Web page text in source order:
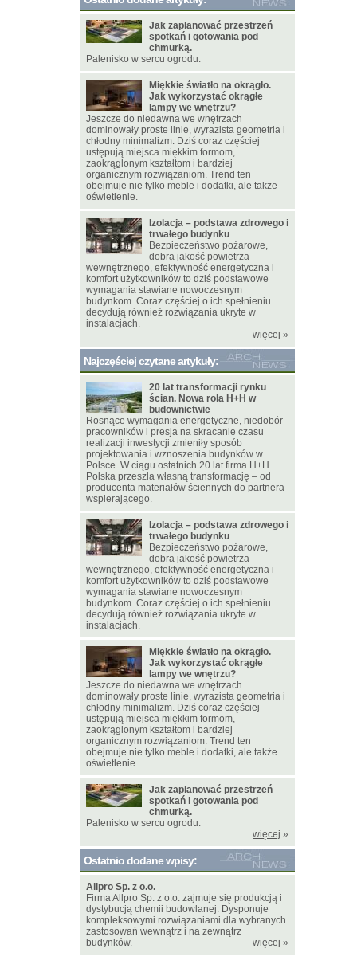
Jak zaplanować przestrzeń
spotkań i gotowania pod
chmurką.
Palenisko w sercu ogrodu.
Miękkie światło na okrągło.
Jak wykorzystać okrągłe
lampy we wnętrzu?
Jeszcze do niedawna we wnętrzach
dominowały proste linie, wyrazista geometria i
chłodny minimalizm. Dziś coraz częściej
ustępują miejsca miękkim formom,
zaokrąglonym kształtom i bardziej
organicznym rozwiązaniom. Trend ten
obejmuje nie tylko meble i dodatki, ale także
oświetlenie.
Izolacja – podstawa zdrowego i
trwałego budynku
Bezpieczeństwo pożarowe,
dobra jakość powietrza
wewnętrznego, efektywność energetyczna i
komfort użytkowników to dziś podstawowe
wymagania stawiane nowoczesnym
budynkom. Coraz częściej o ich spełnieniu
decydują również rozwiązania ukryte w
instalacjach.
więcej »
Najczęściej czytane artykuły:
20 lat transformacji rynku
ścian. Nowa rola H+H w
budownictwie
Rosnące wymagania energetyczne, niedobór
pracowników i presja na skracanie czasu
realizacji inwestycji zmieniły sposób
projektowania i wznoszenia budynków w
Polsce. W ciągu ostatnich 20 lat firma H+H
Polska przeszła własną transformację – od
producenta materiałów ściennych do partnera
wspierającego.
Izolacja – podstawa zdrowego i
trwałego budynku
Bezpieczeństwo pożarowe,
dobra jakość powietrza
wewnętrznego, efektywność energetyczna i
komfort użytkowników to dziś podstawowe
wymagania stawiane nowoczesnym
budynkom. Coraz częściej o ich spełnieniu
decydują również rozwiązania ukryte w
instalacjach.
Miękkie światło na okrągło.
Jak wykorzystać okrągłe
lampy we wnętrzu?
Jeszcze do niedawna we wnętrzach
dominowały proste linie, wyrazista geometria i
chłodny minimalizm. Dziś coraz częściej
ustępują miejsca miękkim formom,
zaokrąglonym kształtom i bardziej
organicznym rozwiązaniom. Trend ten
obejmuje nie tylko meble i dodatki, ale także
oświetlenie.
Jak zaplanować przestrzeń
spotkań i gotowania pod
chmurką.
Palenisko w sercu ogrodu.
więcej »
Ostatnio dodane wpisy:
Allpro Sp. z o.o.
Firma Allpro Sp. z o.o. zajmuje się produkcją i
dystybucją chemii budowlanej. Dysponuje
kompleksowymi rozwiązaniami dla wybranych
zastosowań wewnątrz i na zewnątrz
budynków.
więcej »